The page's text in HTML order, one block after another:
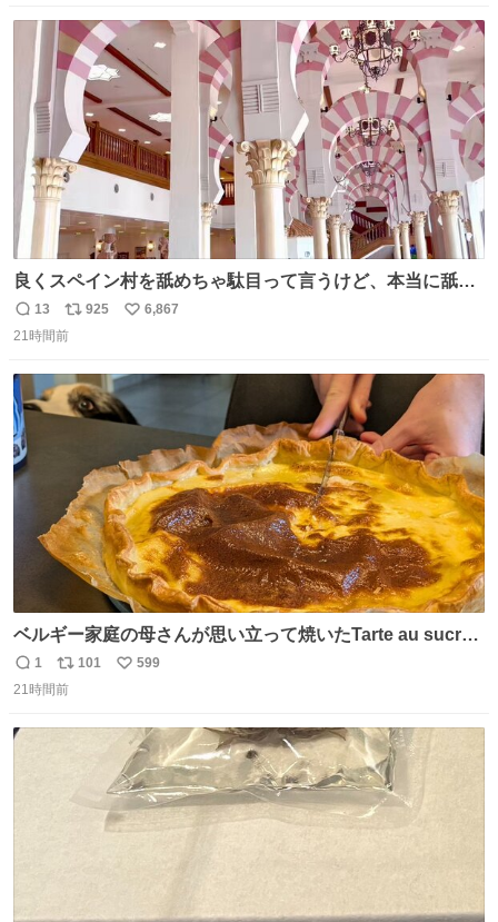
ト
数
良くスペイン村を舐めちゃ駄目って言うけど、本当に舐め
ちゃ行けないのはスペィン村ホテル🏛🏨 だってロビーから
中庭抜けるだけでこの有様🤩 ディズニーホテル泊まってる
ニャは益々素晴らしい場所になってる
返
信
13
リ
ポ
ト
数
925
い
数
6,867
21時間前
ベルギー家庭の母さんが思い立って焼いたTarte au sucre
は「砂糖のケーキ」。パイ生地に砂糖をたっぷり振りか
け、クリームと卵の液を注いで焼くだけ。溶けた砂糖はね
ギーのだよ」というこれ、素朴な焼菓子に見えてナポレオ
ン戦争の歴史があった。
返
信
1
リ
ポ
101
い
数
599
21時間前